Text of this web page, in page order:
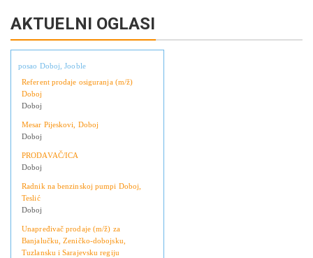
AKTUELNI OGLASI
posao Doboj, Jooble
Referent prodaje osiguranja (m/ž)
Doboj
Doboj
Mesar Pijeskovi, Doboj
Doboj
PRODAVAČ/ICA
Doboj
Radnik na benzinskoj pumpi Doboj,
Teslić
Doboj
Unapređivač prodaje (m/ž) za
Banjalučku, Zeničko-dobojsku,
Tuzlansku i Sarajevsku regiju